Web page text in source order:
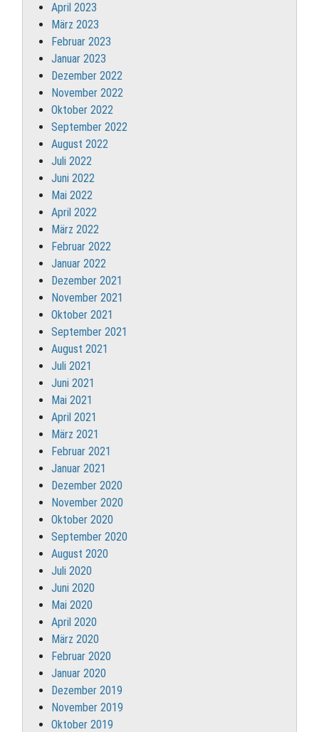
April 2023
März 2023
Februar 2023
Januar 2023
Dezember 2022
November 2022
Oktober 2022
September 2022
August 2022
Juli 2022
Juni 2022
Mai 2022
April 2022
März 2022
Februar 2022
Januar 2022
Dezember 2021
November 2021
Oktober 2021
September 2021
August 2021
Juli 2021
Juni 2021
Mai 2021
April 2021
März 2021
Februar 2021
Januar 2021
Dezember 2020
November 2020
Oktober 2020
September 2020
August 2020
Juli 2020
Juni 2020
Mai 2020
April 2020
März 2020
Februar 2020
Januar 2020
Dezember 2019
November 2019
Oktober 2019